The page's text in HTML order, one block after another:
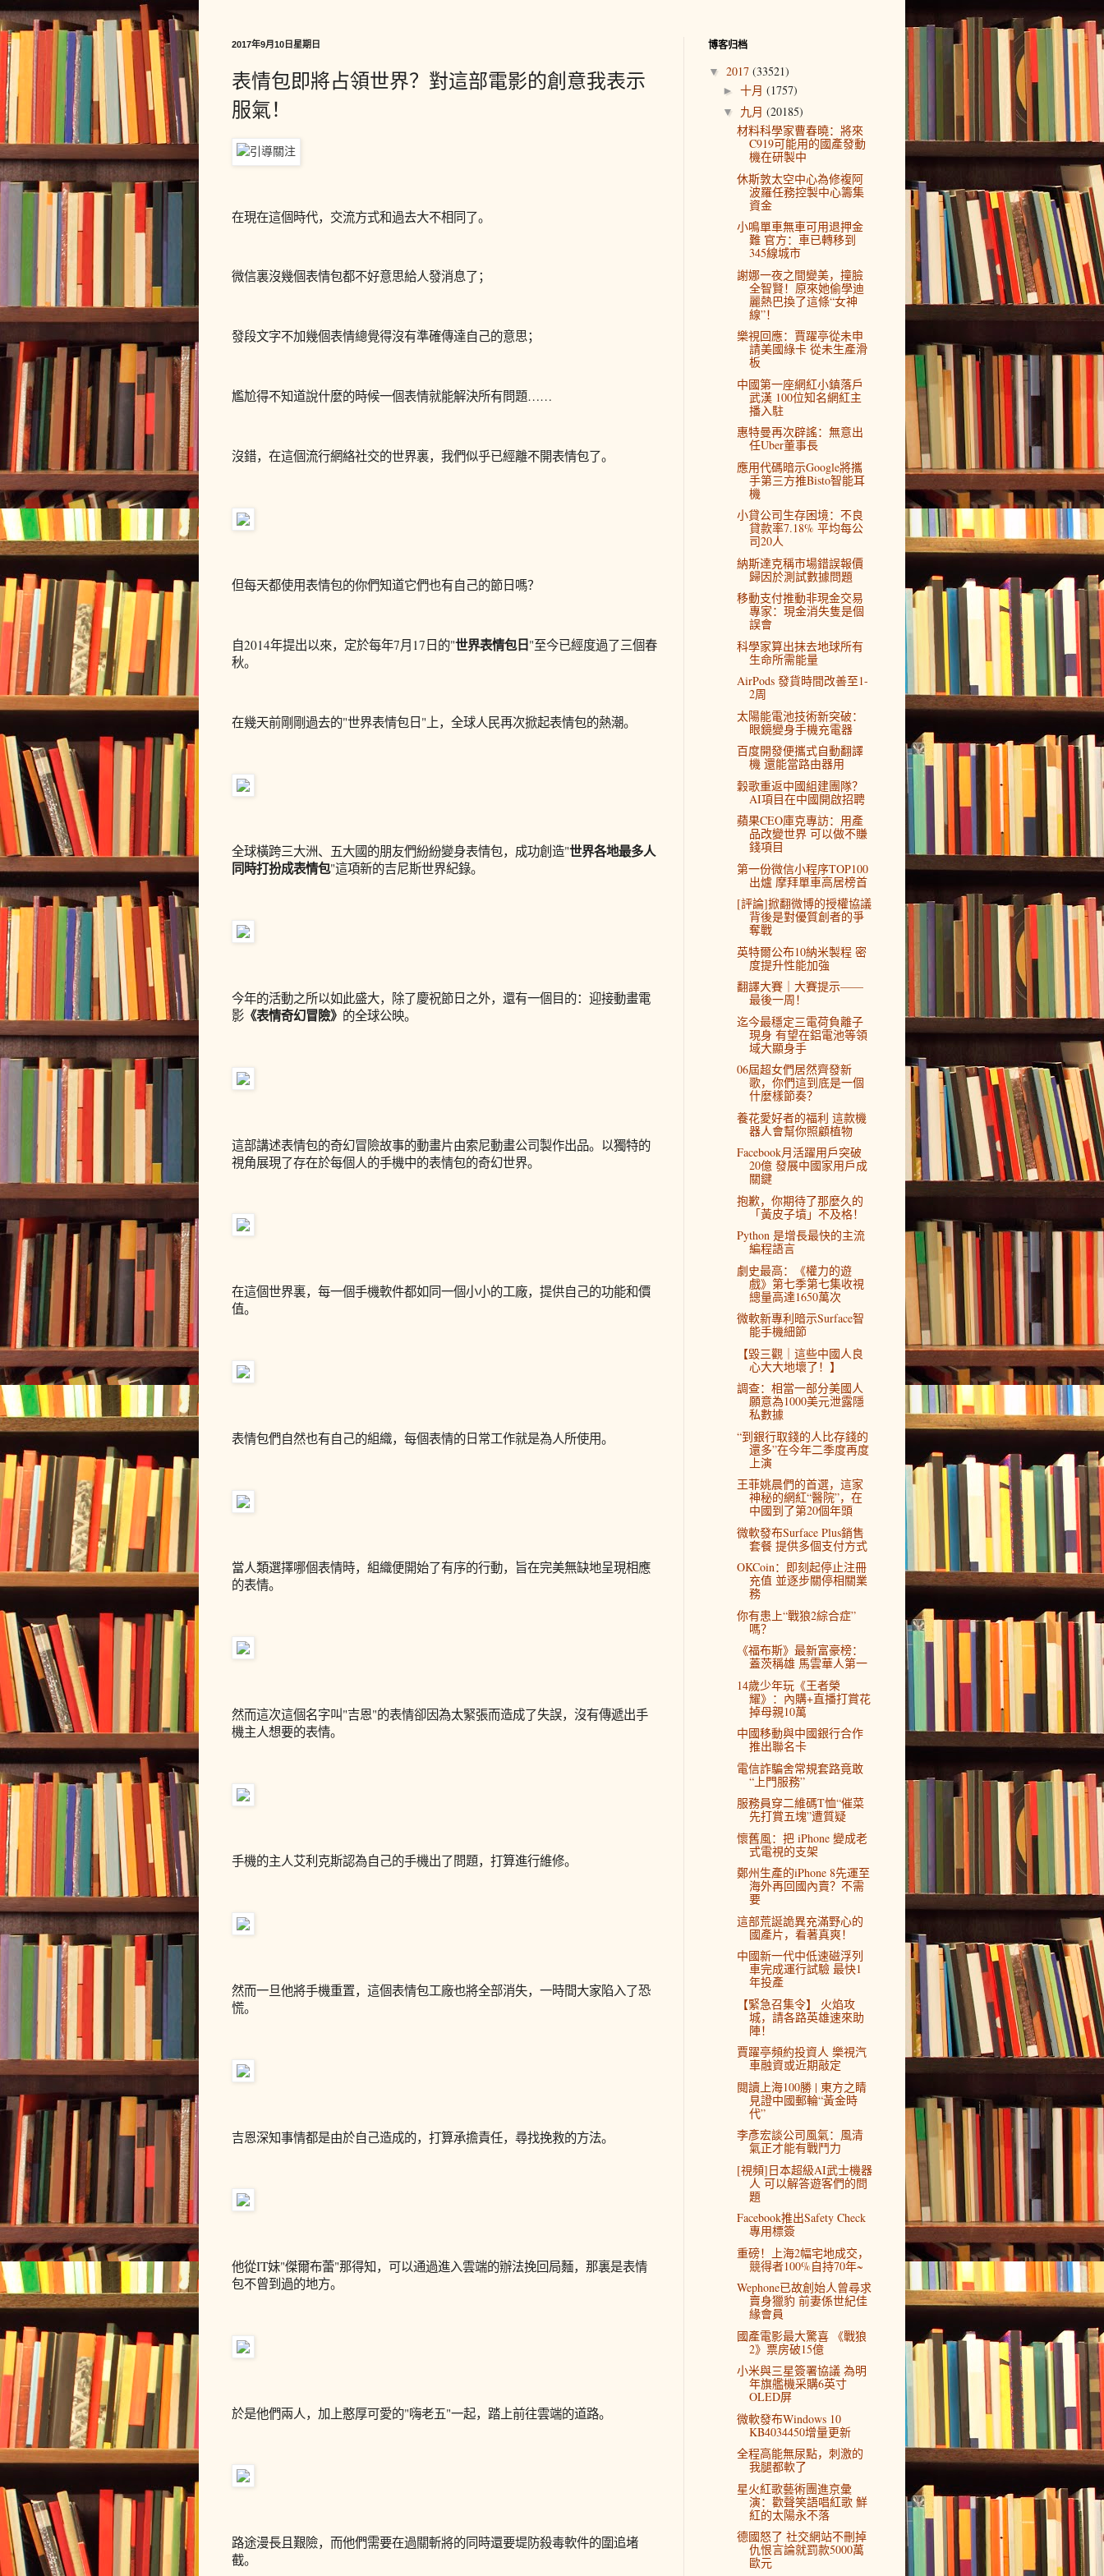
2017年9月10日星期日
表情包即將占領世界？對這部電影的創意我表示
服氣！
在現在這個時代，交流方式和過去大不相同了。
微信裏沒幾個表情包都不好意思給人發消息了；
發段文字不加幾個表情總覺得沒有準確傳達自己的意思；
尷尬得不知道說什麼的時候一個表情就能解決所有問題……
沒錯，在這個流行網絡社交的世界裏，我們似乎已經離不開表情包了。
但每天都使用表情包的你們知道它們也有自己的節日嗎？
自2014年提出以來，定於每年7月 17 日的"世界表情包日"至今已經度過了三個春
秋。
在幾天前剛剛過去的"世界表情包日"上，全球人民再次掀起表情包的熱潮。
全球橫跨三大洲、五大國的朋友們紛紛變身表情包，成功創造"世界各地最多人
同時打扮成表情包"這項新的吉尼斯世界紀錄。
今年的活動之所以如此盛大，除了慶祝節日之外，還有一個目的：迎接動畫電
影 《表情奇幻冒險》 的全球公映。
這部講述表情包的奇幻冒險故事的動畫片由索尼動畫公司製作出品。以獨特的
視角展現了存在於每個人的手機中的表情包的奇幻世界。
在這個世界裏，每一個手機軟件都如同一個小小的工廠，提供自己的功能和價
值。
表情包們自然也有自己的組織，每個表情的日常工作就是為人所使用。
當人類選擇哪個表情時，組織便開始了有序的行動，旨在完美無缺地呈現相應
的表情。
然而這次這個名字叫"吉恩"的表情卻因為太緊張而造成了失誤，沒有傳遞出手
機主人想要的表情。
手機的主人艾利克斯認為自己的手機出了問題，打算進行維修。
然而一旦他將手機重置，這個表情包工廠也將全部消失，一時間大家陷入了恐
慌。
吉恩深知事情都是由於自己造成的，打算承擔責任，尋找挽救的方法。
他從IT妹"傑爾布蕾"那得知，可以通過進入雲端的辦法挽回局麵，那裏是表情
包不曾到過的地方。
於是他們兩人，加上憨厚可愛的"嗨老五"一起，踏上前往雲端的道路。
路途漫長且艱險，而他們需要在過關斬將的同時還要堤防殺毒軟件的圍追堵
截。
博客归档
▼ 2017 (33521)
► 十月 (1757)
▼ 九月 (20185)
材料科學家曹春曉：將來
C919可能用的國產發動
機在研製中
休斯敦太空中心為修複阿
波羅任務控製中心籌集
資金
小鳴單車無車可用退押金
難 官方：車已轉移到
345線城市
謝娜一夜之間變美，撞臉
全智賢！原來她偷學迪
麗熱巴換了這條“女神
線”！
樂視回應：賈躍亭從未申
請美國綠卡 從未生產滑
板
中國第一座網紅小鎮落戶
武漢 100位知名網紅主
播入駐
惠特曼再次辟謠：無意出
任Uber董事長
應用代碼暗示Google將攜
手第三方推Bisto智能耳
機
小貸公司生存困境：不良
貸款率7.18% 平均每公
司20人
納斯達克稱市場錯誤報價
歸因於測試數據問題
移動支付推動非現金交易
專家：現金消失隻是個
誤會
科學家算出抹去地球所有
生命所需能量
AirPods 發貨時間改善至1-
2周
太陽能電池技術新突破：
眼鏡變身手機充電器
百度開發便攜式自動翻譯
機 還能當路由器用
穀歌重返中國組建團隊？
AI項目在中國開啟招聘
蘋果CEO庫克專訪：用產
品改變世界 可以做不賺
錢項目
第一份微信小程序TOP100
出爐 摩拜單車高居榜首
[評論]掀翻微博的授權協議
背後是對優質創者的爭
奪戰
英特爾公布10納米製程 密
度提升性能加強
翻譯大賽｜大賽提示——
最後一周！
迄今最穩定三電荷負離子
現身 有望在鋁電池等領
域大顯身手
06屆超女們居然齊發新
歌，你們這到底是一個
什麼樣節奏？
養花愛好者的福利 這款機
器人會幫你照顧植物
Facebook月活躍用戶突破
20億 發展中國家用戶成
關鍵
抱歉，你期待了那麼久的
「黃皮子墳」不及格！
Python 是增長最快的主流
編程語言
劇史最高：《權力的遊
戲》第七季第七集收視
總量高達1650萬次
微軟新專利暗示Surface智
能手機細節
【毀三觀｜這些中國人良
心大大地壞了！】
調查：相當一部分美國人
願意為1000美元泄露隱
私數據
“到銀行取錢的人比存錢的
還多”在今年二季度再度
上演
王菲姚晨們的首選，這家
神秘的網紅“醫院”，在
中國到了第20個年頭
微軟發布Surface Plus銷售
套餐 提供多個支付方式
OKCoin：即刻起停止注冊
充值 並逐步關停相關業
務
你有患上“戰狼2綜合症”
嗎？
《福布斯》最新富豪榜：
蓋茨稱雄 馬雲華人第一
14歲少年玩《王者榮
耀》：內購+直播打賞花
掉母親10萬
中國移動與中國銀行合作
推出聯名卡
電信詐騙舍常規套路竟敢
“上門服務”
服務員穿二維碼T恤“催菜
先打賞五塊”遭質疑
懷舊風：把 iPhone 變成老
式電視的支架
鄭州生產的iPhone 8先運至
海外再回國內賣？不需
要
這部荒誕詭異充滿野心的
國產片，看著真爽！
中國新一代中低速磁浮列
車完成運行試驗 最快1
年投產
【緊急召集令】 火焰攻
城，請各路英雄速來助
陣！
賈躍亭頻約投資人 樂視汽
車融資或近期敲定
閱讀上海100勝 | 東方之睛
見證中國郵輪“黃金時
代”
李彥宏談公司風氣：風清
氣正才能有戰鬥力
[視頻]日本超級AI武士機器
人 可以解答遊客們的問
題
Facebook推出Safety Check
專用標簽
重磅！上海2幅宅地成交，
競得者100%自持70年~
Wephone已故創始人曾尋求
賣身獵豹 前妻係世紀佳
緣會員
國產電影最大驚喜 《戰狼
2》票房破15億
小米與三星簽署協議 為明
年旗艦機采購6英寸
OLED屏
微軟發布Windows 10
KB4034450增量更新
全程高能無尿點，刺激的
我腿都軟了
星火紅歌藝術團進京彙
演：歡聲笑語唱紅歌 鮮
紅的太陽永不落
德國怒了 社交網站不刪掉
仇恨言論就罰款5000萬
歐元